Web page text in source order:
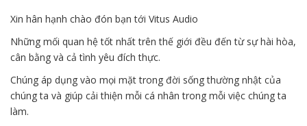
Xin hân hạnh chào đón bạn tới Vitus Audio
Những mối quan hệ tốt nhất trên thế giới đều đến từ sự hài hòa,
cân bằng và cả tình yêu đích thực.
Chúng áp dụng vào mọi mặt trong đời sống thường nhật của
chúng ta và giúp cải thiện mỗi cá nhân trong mỗi việc chúng ta
làm.